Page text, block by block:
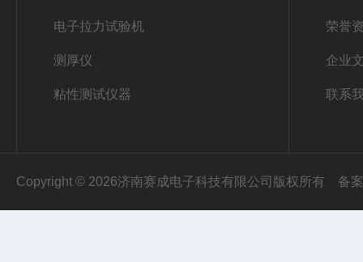
电子拉力试验机
测厚仪
粘性测试仪器
荣誉
企业
联系
Copyright © 2026济南赛成电子科技有限公司版权所有 备